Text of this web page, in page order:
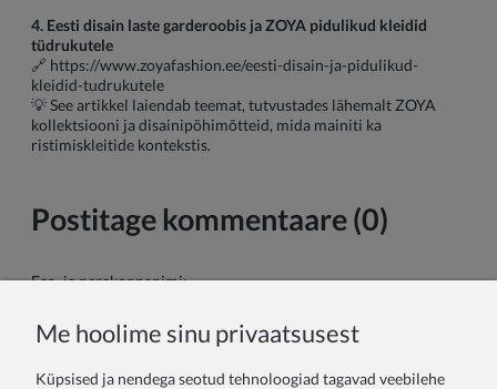
4. Eesti disain laste garderoobis ja ZOYA pidulikud kleidid
tüdrukutele
🔗 https://www.zoyafashion.ee/eesti-disain-ja-pidulikud-
kleidid-tudrukutele
💡 See artikkel laiendab teemat, tutvustades lähemalt ZOYA
kollektsiooni ja disainipõhimõtteid, mida mainiti ka
ristimiskleitide kontekstis.
Postitage kommentaare (0)
Ees- ja perekonnanimi:
Me hoolime sinu privaatsusest
Küpsised ja nendega seotud tehnoloogiad tagavad veebilehe